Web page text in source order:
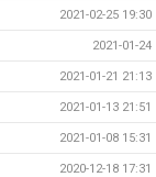
2021-02-25 19:30
2021-01-24
2021-01-21 21:13
2021-01-13 21:51
2021-01-08 15:31
2020-12-18 17:31